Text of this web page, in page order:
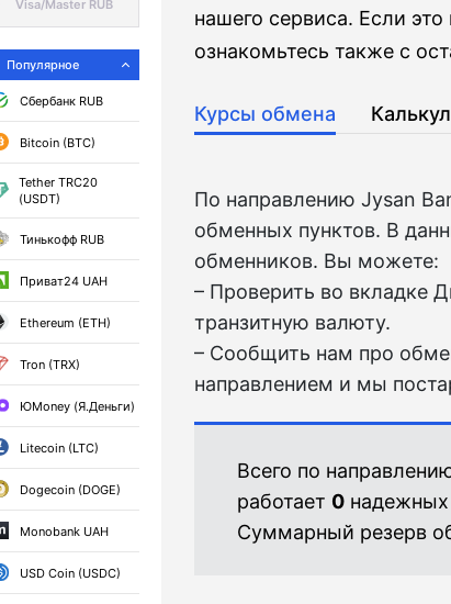
Популярное
Сбербанк RUB
Bitcoin (BTC)
Tether TRC20
(USDT)
Тинькофф RUB
Приват24 UAH
Ethereum (ETH)
Tron (TRX)
ЮMoney (Я.Деньги)
Litecoin (LTC)
Dogecoin (DOGE)
Monobank UAH
USD Coin (USDC)
нашего сервиса. Если
ознакомьтесь также с
Курсы обмена
По направлению Jysan
обменных пунктов. В
обменников. Вы можете:
– Проверить во вкладкe
транзитную валюту.
– Сообщить нам про
направлением и мы
Всего по
работает 0
Суммарный резерв